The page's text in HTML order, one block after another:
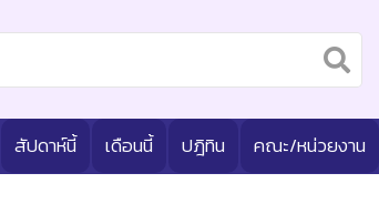
สัปดาห์นี้ เดือนนี้ ปฎิทิน คณะ/หน่วยงาน